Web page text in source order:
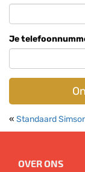
Je
« Standaard
OVER ONS